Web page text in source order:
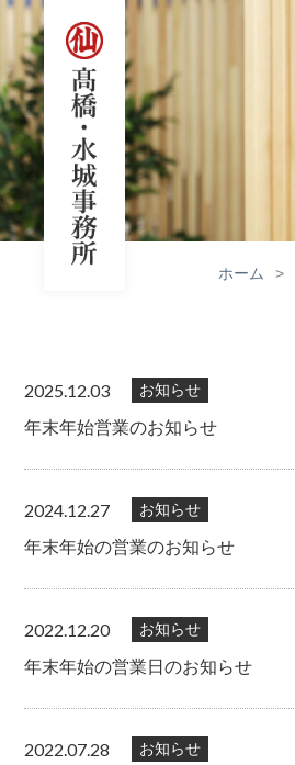
ホーム >
2025.12.03 お知らせ
年末年始営業のお知らせ
2024.12.27 お知らせ
年末年始の営業のお知らせ
2022.12.20 お知らせ
年末年始の営業日のお知らせ
2022.07.28 お知らせ